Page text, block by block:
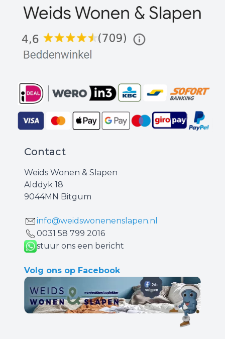
Contact
Weids Wonen & Slapen
Alddyk 18
9044MN Bitgum
info@weidswonenenslapen.nl
0031 ‪58 799 2016‬
stuur ons een bericht
Volg ons op Facebook